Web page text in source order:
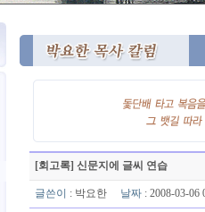
[회고록] 신문지에 글씨 연습
글쓴이 : 박요한 날짜: 2008-03-